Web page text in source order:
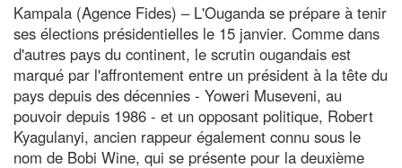
Kampala (Agence Fides) – L'Ouganda se prépare à tenir
ses élections présidentielles le 15 janvier. Comme dans
d'autres pays du continent, le scrutin ougandais est
marqué par l'affrontement entre un président à la tête du
pays depuis des décennies - Yoweri Museveni, au
pouvoir depuis 1986 - et un opposant politique, Robert
Kyagulanyi, ancien rappeur également connu sous le
nom de Bobi Wine, qui se présente pour la deuxième